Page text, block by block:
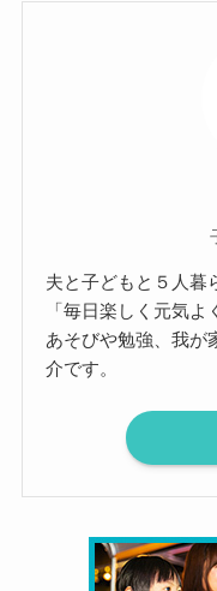
夫と子どもと５人暮
「毎日楽しく元気よ
あそびや勉強、我が
介です。